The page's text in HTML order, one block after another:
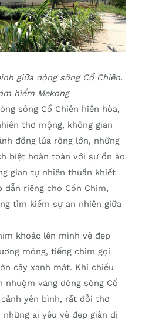
giữa dòng sông Cổ Chiên.
hiểm Mekong
sông Cổ Chiên hiền hòa,
thơ mộng, không gian
đồng lúa rộng lớn, những
biệt hoàn toàn với sự ồn ào
gian tự nhiên thuần khiết
dẫn riêng cho Cồn Chim,
tìm kiếm sự an nhiên giữa
khoác lên mình vẻ đẹp
mỏng, tiếng chim gọi
cây xanh mát. Khi chiều
nhuộm vàng dòng sông Cổ
yên bình, rất đỗi thơ
ai yêu vẻ đẹp giản dị